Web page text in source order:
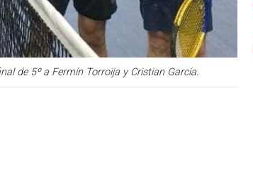
de 5º a Fermín Torroija y Cristian García.